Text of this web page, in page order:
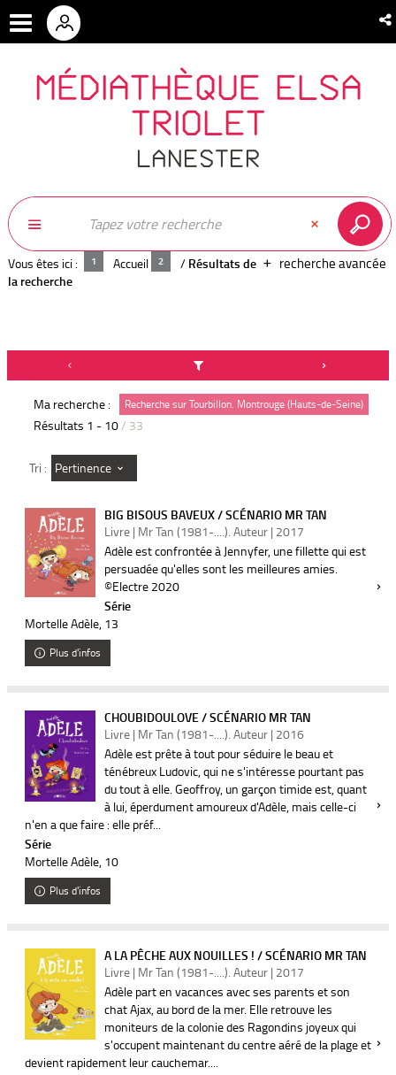
MÉDIATHÈQUE ELSA
TRIOLET
LANESTER
recherche avancée
Vous êtes ici : Accueil / Résultats de
la recherche
Ma recherche : Recherche sur Tourbillon. Montrouge (Hauts-de-Seine)
Résultats 1 - 10/ 33
Tri : Pertinence
BIG BISOUS BAVEUX / SCÉNARIO MR TAN
Livre | Mr Tan (1981-....). Auteur | 2017
Adèle est confrontée à Jennyfer, une fillette qui est
persuadée qu'elles sont les meilleures amies.
©Electre 2020
Série
Mortelle Adèle, 13
Plus d'infos
CHOUBIDOULOVE / SCÉNARIO MR TAN
Livre | Mr Tan (1981-....). Auteur | 2016
Adèle est prête à tout pour séduire le beau et
ténébreux Ludovic, qui ne s'intéresse pourtant pas
du tout à elle. Geoffroy, un garçon timide est, quant
à lui, éperdument amoureux d'Adèle, mais celle-ci
n'en a que faire : elle préf...
Série
Mortelle Adèle, 10
Plus d'infos
A LA PÊCHE AUX NOUILLES ! / SCÉNARIO MR TAN
Livre | Mr Tan (1981-....). Auteur | 2017
Adèle part en vacances avec ses parents et son
chat Ajax, au bord de la mer. Elle retrouve les
moniteurs de la colonie des Ragondins joyeux qui
s'occupent maintenant du centre aéré de la plage et
devient rapidement leur cauchemar....